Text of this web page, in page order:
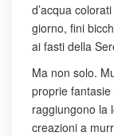
d’acqua
giorno, fini
ai fasti della
Ma non solo.
proprie fantasie
raggiungono la
creazioni a